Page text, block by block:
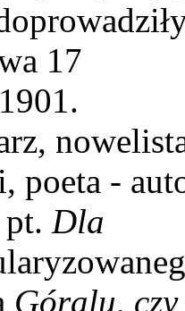
17
poeta -
Dla
Góralu,